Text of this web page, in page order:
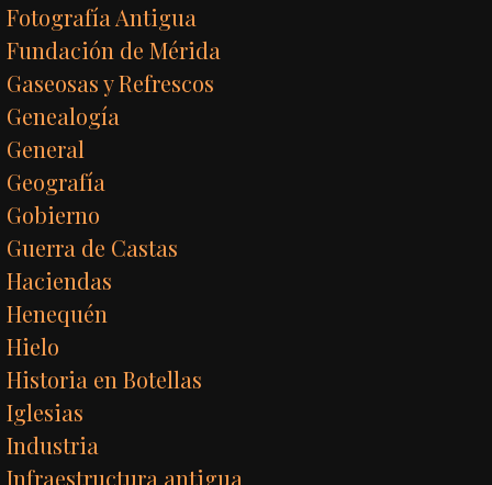
Fotografía Antigua
Fundación de Mérida
Gaseosas y Refrescos
Genealogía
General
Geografía
Gobierno
Guerra de Castas
Haciendas
Henequén
Hielo
Historia en Botellas
Iglesias
Industria
Infraestructura antigua